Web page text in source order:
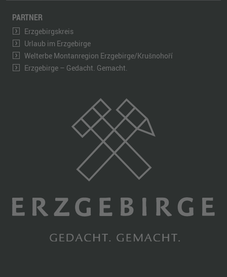
PARTNER
Erzgebirgskreis
Urlaub im Erzgebirge
Welterbe Montanregion Erzgebirge/Krušnohoří
Erzgebirge – Gedacht. Gemacht.